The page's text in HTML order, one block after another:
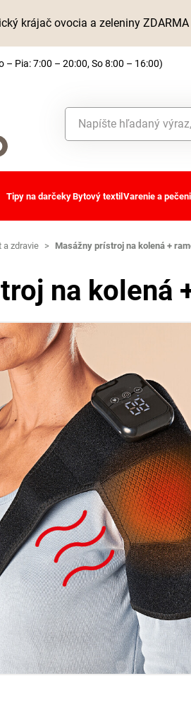
krájač ovocia a zeleniny
– Pia: 7:00 – 20:00, So 8:00 – 16:00)
Tipy na darčekyBytový textil Varenie a
a zdravie > Masážny prístroj na kolená +
na kolená